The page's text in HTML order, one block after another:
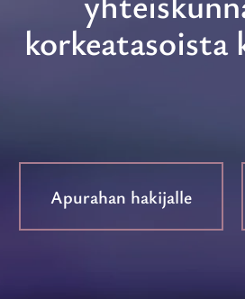
Apurahan hakijalle